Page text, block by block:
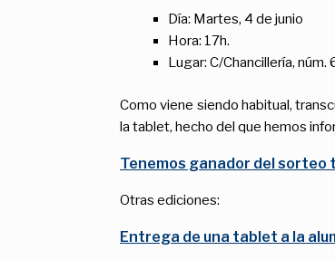
Día: Martes, 4 de junio
Hora: 17h.
Lugar: C/Chancillería,
Como viene siendo habitual,
la tablet, hecho del que hemos
Tenemos ganador del
Otras ediciones:
Entrega de una tablet a la